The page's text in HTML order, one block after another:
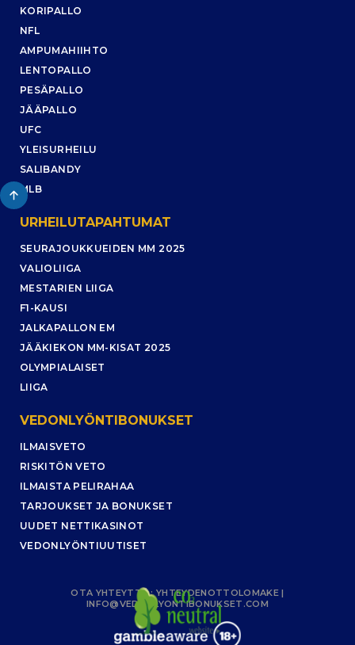
KORIPALLO
NFL
AMPUMAHIIHTO
LENTOPALLO
PESÄPALLO
JÄÄPALLO
UFC
YLEISURHEILU
SALIBANDY
MLB
URHEILUTAPAHTUMAT
SEURAJOUKKUEIDEN MM 2025
VALIOLIIGA
MESTARIEN LIIGA
F1-KAUSI
JALKAPALLON EM
JÄÄKIEKON MM-KISAT 2025
OLYMPIALAISET
LIIGA
VEDONLYÖNTIBONUKSET
ILMAISVETO
RISKITÖN VETO
ILMAISTA PELIRAHAA
TARJOUKSET JA BONUKSET
UUDET NETTIKASINOT
VEDONLYÖNTIUUTISET
OTA YHTEYTTÄ :YHTEYDENOTTOLOMAKE |
INFO@VEDONLYONTIBONUKSET.COM